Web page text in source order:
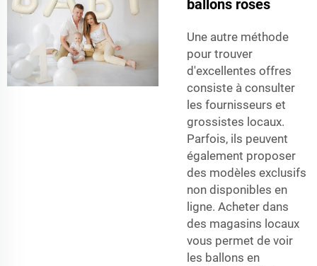
ballons roses
Une autre méthode
pour trouver
d'excellentes offres
consiste à consulter
les fournisseurs et
grossistes locaux.
Parfois, ils peuvent
également proposer
des modèles exclusifs
non disponibles en
ligne. Acheter dans
des magasins locaux
vous permet de voir
les ballons en